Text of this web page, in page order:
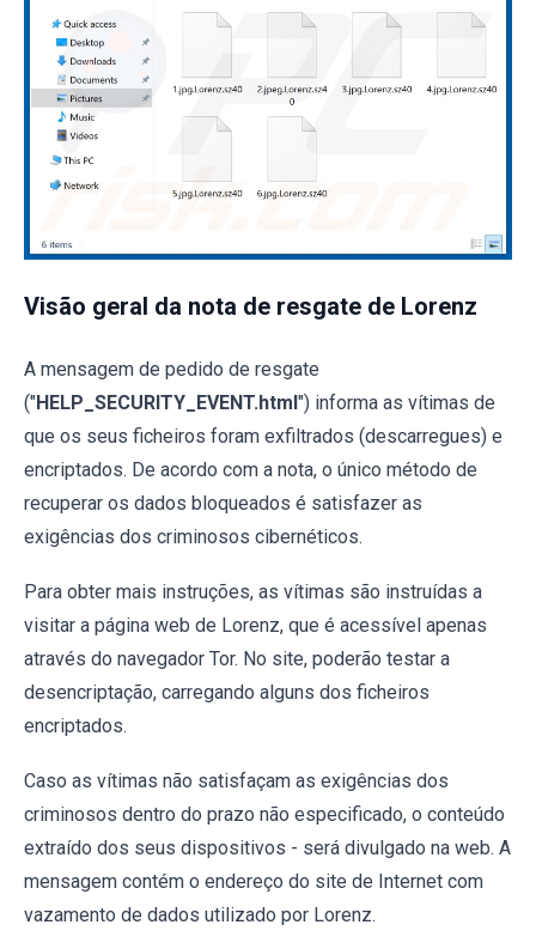
Visão geral da nota de resgate de Lorenz
A mensagem de pedido de resgate
("HELP_SECURITY_EVENT.html ") informa as vítimas de
que os seus ficheiros foram exfiltrados (descarregues) e
encriptados. De acordo com a nota, o único método de
recuperar os dados bloqueados é satisfazer as
exigências dos criminosos cibernéticos.
Para obter mais instruções, as vítimas são instruídas a
visitar a página web de Lorenz, que é acessível apenas
através do navegador Tor. No site, poderão testar a
desencriptação, carregando alguns dos ficheiros
encriptados.
Caso as vítimas não satisfaçam as exigências dos
criminosos dentro do prazo não especificado, o conteúdo
extraído dos seus dispositivos - será divulgado na web. A
mensagem contém o endereço do site de Internet com
vazamento de dados utilizado por Lorenz.